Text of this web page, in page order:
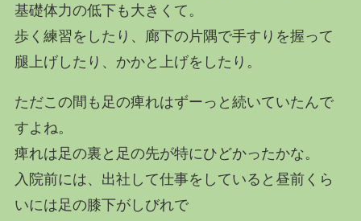
基礎体力の低下も大きくて。
歩く練習をしたり、廊下の片隅で手すりを握って
腿上げしたり、かかと上げをしたり。
ただこの間も足の痺れはずーっと続いていたんで
すよね。
痺れは足の裏と足の先が特にひどかったかな。
入院前には、出社して仕事をしていると昼前くら
いには足の膝下がしびれで